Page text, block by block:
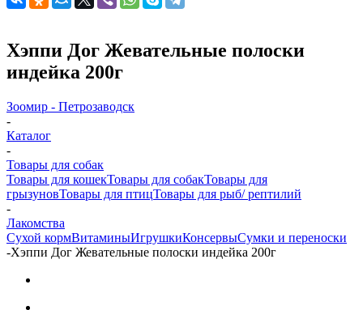
Хэппи Дог Жевательные полоски
индейка 200г
Зоомир - Петрозаводск
-
Каталог
-
Товары для собак
Товары для кошекТовары для собакТовары для
грызуновТовары для птицТовары для рыб/ рептилий
-
Лакомства
Cухой кормВитаминыИгрушкиКонсервыСумки и переноски
-Хэппи Дог Жевательные полоски индейка 200г